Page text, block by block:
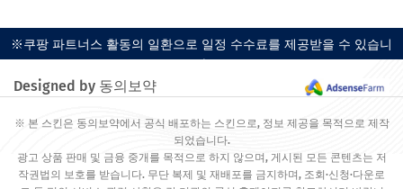
※쿠팡 파트너스 활동의 일환으로 일정 수수료를 제공받을 수 있습니
다.
Designed by 동의보약
※ 본 스킨은 동의보약에서 공식 배포하는 스킨으로, 정보 제공을 목적으로 제작
되었습니다.
광고 상품 판매 및 금융 중개를 목적으로 하지 않으며, 게시된 모든 콘텐츠는 저
작권법의 보호를 받습니다. 무단 복제 및 재배포를 금지하며, 조회·신청·다운로